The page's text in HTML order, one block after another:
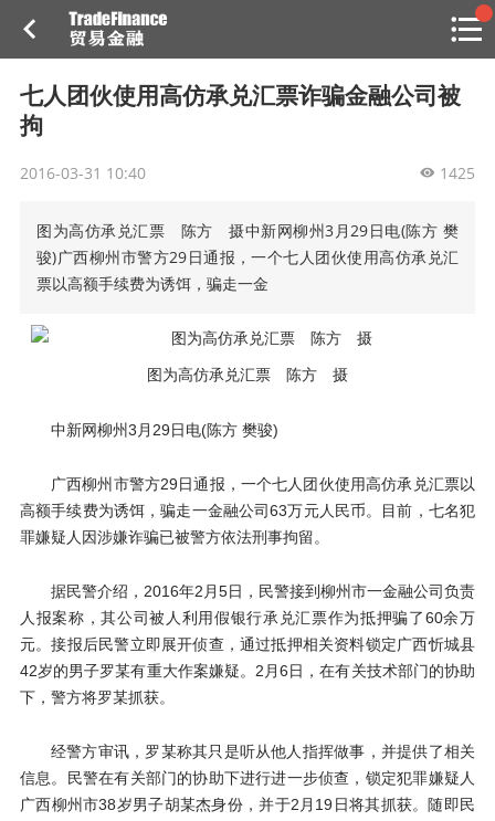
七人团伙使用高仿承兑汇票诈骗金融公司被
拘
2016-03-31 10:40 1425
图为高仿承兑汇票 陈方 摄中新网柳州3月29日电(陈方 樊
骏)广西柳州市警方29日通报，一个七人团伙使用高仿承兑汇
票以高额手续费为诱饵，骗走一金
图为高仿承兑汇票 陈方 摄
中新网柳州3月29日电(陈方 樊骏)
广西柳州市警方29日通报，一个七人团伙使用高仿承兑汇票以
高额手续费为诱饵，骗走一金融公司63万元人民币。目前，七名犯
罪嫌疑人因涉嫌诈骗已被警方依法刑事拘留。
据民警介绍，2016年2月5日，民警接到柳州市一金融公司负责
人报案称，其公司被人利用假银行承兑汇票作为抵押骗了60余万
元。接报后民警立即展开侦查，通过抵押相关资料锁定广西忻城县
42岁的男子罗某有重大作案嫌疑。2月6日，在有关技术部门的协助
下，警方将罗某抓获。
经警方审讯，罗某称其只是听从他人指挥做事，并提供了相关
信息。民警在有关部门的协助下进行进一步侦查，锁定犯罪嫌疑人
广西柳州市38岁男子胡某杰身份，并于2月19日将其抓获。随即民
热
点
贸金说图
专家投稿
贸金招聘
贸金微博
贸金书店
贸金投融（投融资信息平台）
活动
贸金书城
贸金APP